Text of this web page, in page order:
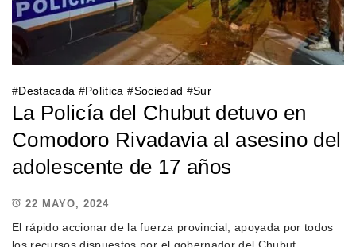
#Destacada #Política #Sociedad #Sur
La Policía del Chubut detuvo en
Comodoro Rivadavia al asesino del
adolescente de 17 años
22 MAYO, 2024
El rápido accionar de la fuerza provincial, apoyada por todos